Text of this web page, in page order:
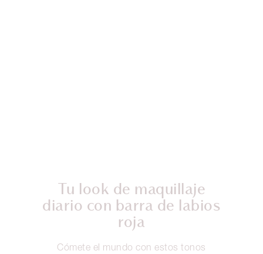
Tu look de maquillaje
diario con barra de labios
roja
Cómete el mundo con estos tonos